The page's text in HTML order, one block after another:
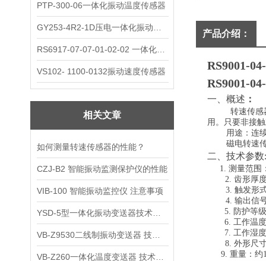
PTP-300-06一体化振动温度传感器
VS102- 1100-0132振动速度传感器
相关文章
如何测量转速传感器的性能？
CZJ-B2 智能振动监测保护仪的性能
VIB-100 智能振动监控仪 注意事项
产品介绍：
RS9001-
RS9001-
一、概述 ：
转速传感
用。只要非接
用途：连
磁电转速
二、技术参数:
1. 测量范围
2. 齿形厚
3. 触发形
4. 输出信
5. 防护等
6. 工作温
7. 工作湿
8. 外形尺
9. 重量：约